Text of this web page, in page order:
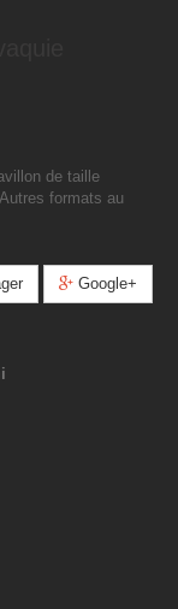
de taille
formats au
Google+